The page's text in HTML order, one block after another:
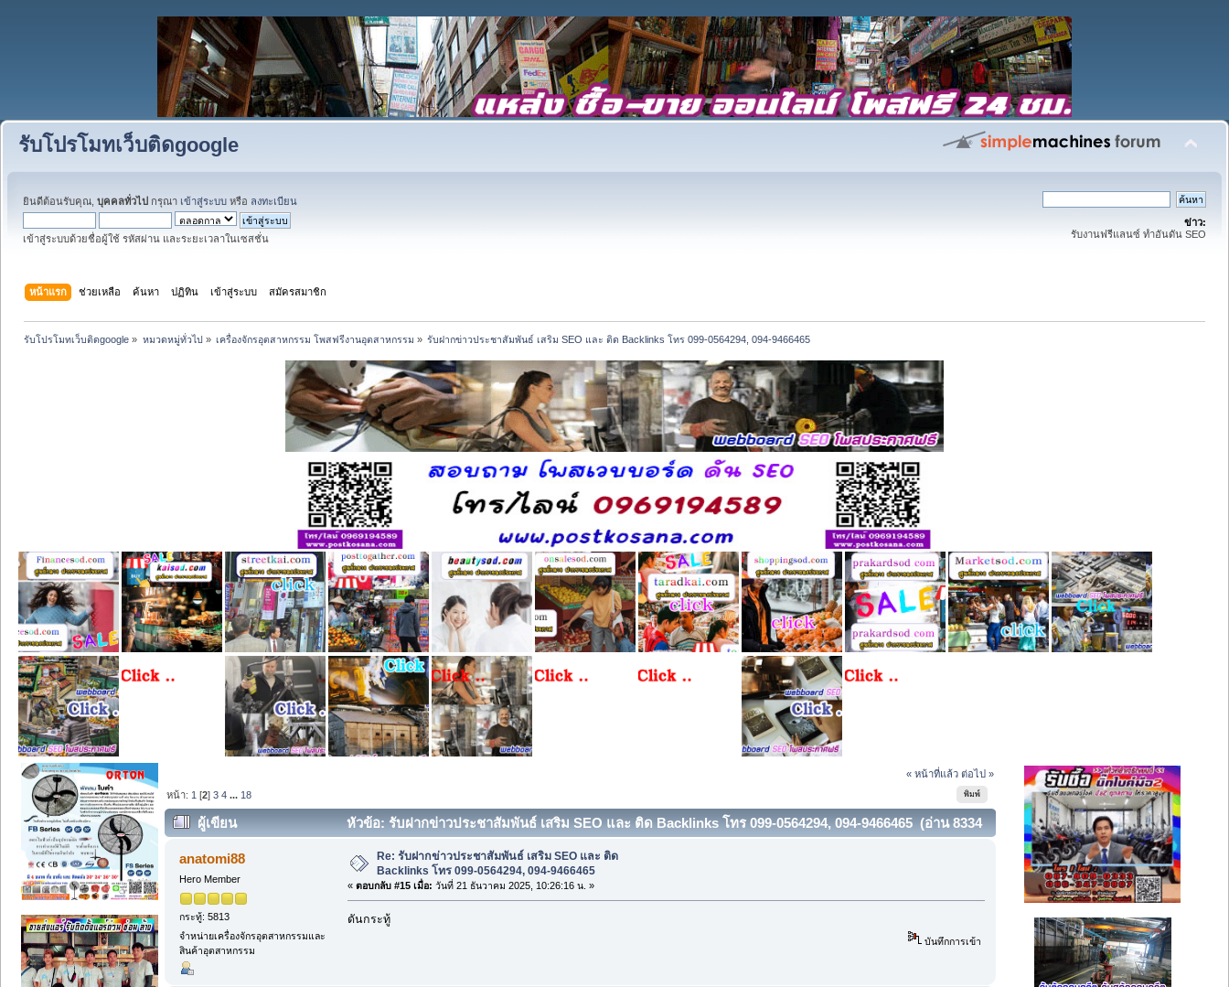
รับโปรโมทเว็บติดgoogle
ยินดีต้อนรับคุณ, บุคคลทั่วไป กรุณา เข้าสู่ระบบ หรือ ลงทะเบียน
เข้าสู่ระบบด้วยชื่อผู้ใช้ รหัสผ่าน และระยะเวลาในเซสชั่น
ข่าว:
รับงานฟรีแลนซ์ ทำอันดัน SEO
หน้าแรก ช่วยเหลือ ค้นหา ปฏิทิน เข้าสู่ระบบ สมัครสมาชิก
รับโปรโมทเว็บติดgoogle » หมวดหมู่ทั่วไป» เครื่องจักรอุตสาหกรรม โพสฟรีงานอุตสาหกรรม » รับฝากข่าวประชาสัมพันธ์ เสริม SEO และ ติด Backlinks โทร 099-0564294, 094-9466465
« หน้าที่แล้ว ต่อไป »
พิมพ์
หน้า: 1 [2]3 4 ... 18
ผู้เขียน
หัวข้อ: รับฝากข่าวประชาสัมพันธ์ เสริม SEO และ ติด Backlinks โทร 099-0564294, 094-9466465 (อ่าน 8334
anatomi88
Hero Member
กระทู้: 5813
จำหน่ายเครื่องจักรอุตสาหกรรมและ
สินค้าอุตสาหกรรม
Re: รับฝากข่าวประชาสัมพันธ์ เสริม SEO และ ติด
Backlinks โทร 099-0564294, 094-9466465
« ตอบกลับ #15 เมื่อ: วันที่ 21 ธันวาคม 2025, 10:26:16 น. »
ดันกระทู้
บันทึกการเข้า